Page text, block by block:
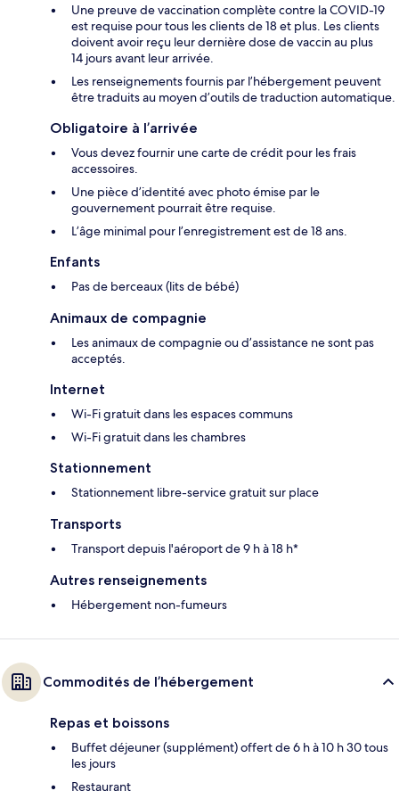
Une preuve de vaccination complète contre la COVID-19
est requise pour tous les clients de 18 et plus. Les clients
doivent avoir reçu leur dernière dose de vaccin au plus
14 jours avant leur arrivée.
Les renseignements fournis par l’hébergement peuvent
être traduits au moyen d’outils de traduction automatique.
Obligatoire à l’arrivée
Vous devez fournir une carte de crédit pour les frais
accessoires.
Une pièce d’identité avec photo émise par le
gouvernement pourrait être requise.
L’âge minimal pour l’enregistrement est de 18 ans.
Enfants
Pas de berceaux (lits de bébé)
Animaux de compagnie
Les animaux de compagnie ou d’assistance ne sont pas
acceptés.
Internet
Wi-Fi gratuit dans les espaces communs
Wi-Fi gratuit dans les chambres
Stationnement
Stationnement libre-service gratuit sur place
Transports
Transport depuis l'aéroport de 9 h à 18 h*
Autres renseignements
Hébergement non-fumeurs
Commodités de l’hébergement
Repas et boissons
Buffet déjeuner (supplément) offert de 6 h à 10 h 30 tous
les jours
Restaurant